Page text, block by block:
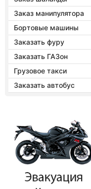
Заказ манипулятора
Бортовые машины
Заказать фуру
Заказать ГАЗон
Грузовое такси
Заказать автобус